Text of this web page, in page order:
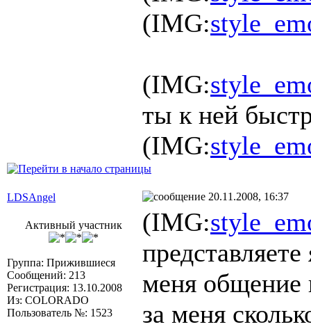
(IMG:
(IMG:
ты к ней
(IMG:
LDSAngel 20.11.2008, 16:37
Активный участник
Группа: Прижившиеся
Сообщений: 213
Регистрация: 13.10.2008
Из: COLORADO
Пользователь №: 1523
(IMG:
меня общение
за меня